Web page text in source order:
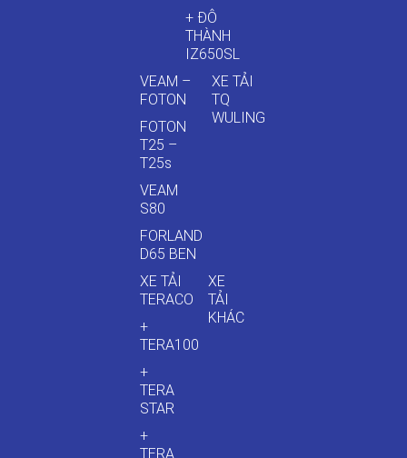
+ ĐÔ
THÀNH
IZ650SL
VEAM –
FOTON
FOTON
T25 –
T25s
VEAM
S80
FORLAND
D65 BEN
XE TẢI
TQ
WULING
XE TẢI
TERACO
+
TERA100
+
TERA
STAR
+
TERA
XE
TẢI
KHÁC